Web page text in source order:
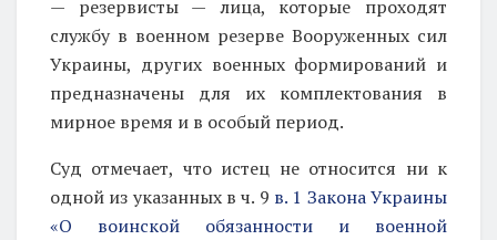
— резервисты — лица, которые проходят
службу в военном резерве Вооруженных сил
Украины, других военных формирований и
предназначены для их комплектования в
мирное время и в особый период.
Суд отмечает, что истец не относится ни к
одной из указанных в ч. 9 в. 1 Закона Украины
«О воинской обязанности и военной